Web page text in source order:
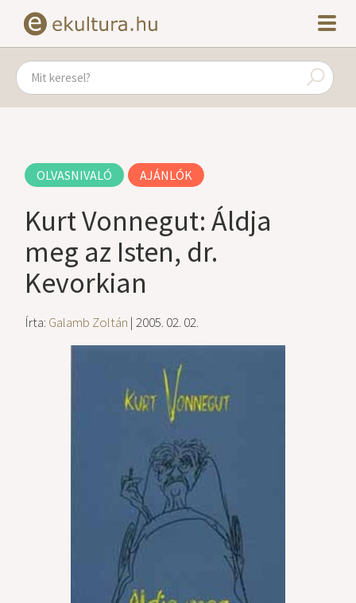
OLVASNIVALÓ AJÁNLÓK
Kurt Vonnegut: Áldja
meg az Isten, dr.
Kevorkian
Írta: Galamb Zoltán | 2005. 02. 02.